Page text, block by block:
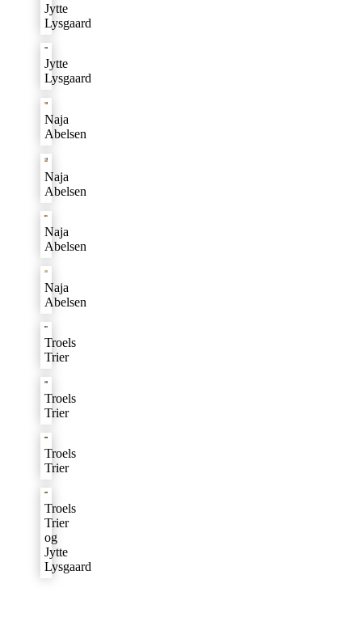
Jytte
Lysgaard
Jytte
Lysgaard
Naja
Abelsen
Naja
Abelsen
Naja
Abelsen
Naja
Abelsen
Troels
Trier
Troels
Trier
Troels
Trier
Troels
Trier
og
Jytte
Lysgaard